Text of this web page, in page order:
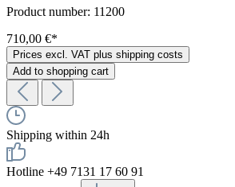
Product number: 11200
710,00 €*
Prices excl. VAT plus shipping costs
Add to shopping cart
Shipping within 24h
Hotline +49 7131 17 60 91